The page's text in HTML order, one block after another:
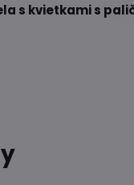
s kvietkami s